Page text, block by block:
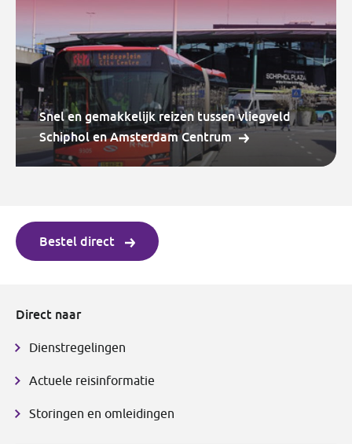
Snel en gemakkelijk reizen tussen vliegveld
Schiphol en Amsterdam Centrum
Bestel direct
Direct naar
Dienstregelingen
Actuele reisinformatie
Storingen en omleidingen